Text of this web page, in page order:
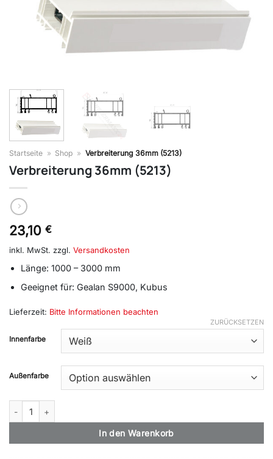
Startseite » Shop » Verbreiterung 36mm (5213)
Verbreiterung 36mm (5213)
23,10 €
inkl. MwSt. zzgl. Versandkosten
Länge: 1000 – 3000 mm
Geeignet für: Gealan S9000, Kubus
Lieferzeit: Bitte Informationen beachten
Innenfarbe
Außenfarbe
ZURÜCKSETZEN
In den Warenkorb